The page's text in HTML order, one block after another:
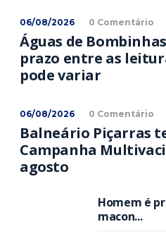
06/08/2026 0 Comentário
Águas de
prazo entre as
pode variar
06/08/2026 0 Comentário
Balneário Piçarras
Campanha
agosto
Homem é
macon...